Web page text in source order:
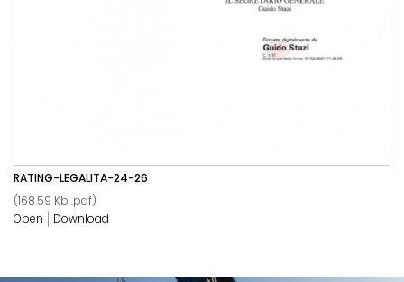
RATING-LEGALITA-24-26
(168.59 Kb .pdf)
Open
Download